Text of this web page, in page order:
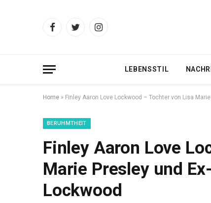
FacebookTwitterInstagram
LEBENSSTIL
Home » Finley Aaron Love Lockwood – Tochter von Lisa
BERUHMTHEIT
Finley Aaron Love
Marie Presley und
Lockwood